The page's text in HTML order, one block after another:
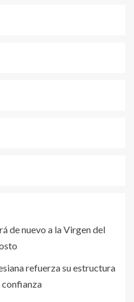
de nuevo a la Virgen del
refuerza su estructura
confianza